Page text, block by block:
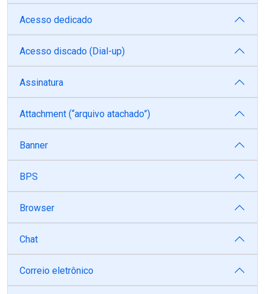
Acesso dedicado
Acesso discado (Dial-up)
Assinatura
Attachment (“arquivo atachado”)
Banner
BPS
Browser
Chat
Correio eletrônico